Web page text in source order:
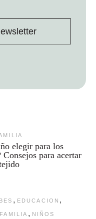
elegir para los
Consejos para acertar
, EDUCACION ,
, NIÑOS